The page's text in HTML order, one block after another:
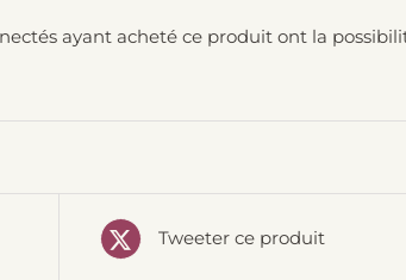
ayant acheté ce produit ont la
Tweeter ce produit